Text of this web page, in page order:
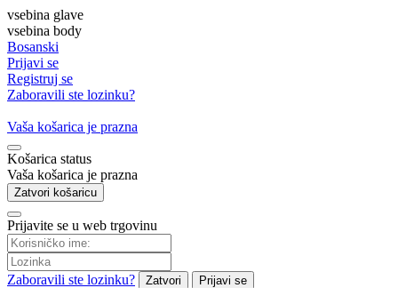
vsebina glave
vsebina body
Bosanski
Prijavi se
Registruj se
Zaboravili ste lozinku?
Vaša košarica je prazna
Košarica status
Vaša košarica je prazna
Zatvori košaricu
Prijavite se u web trgovinu
Zaboravili ste lozinku? Zatvori Prijavi se